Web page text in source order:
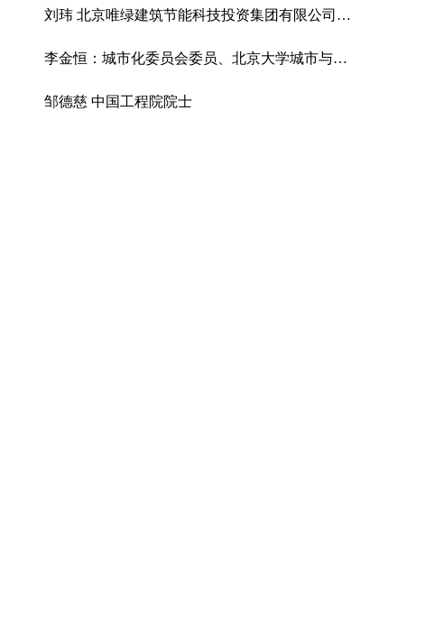
刘玮 北京唯绿建筑节能科技投资集团有限公司董事长
李金恒：城市化委员会委员、北京大学城市与区域规划研究所所长
邹德慈 中国工程院院士